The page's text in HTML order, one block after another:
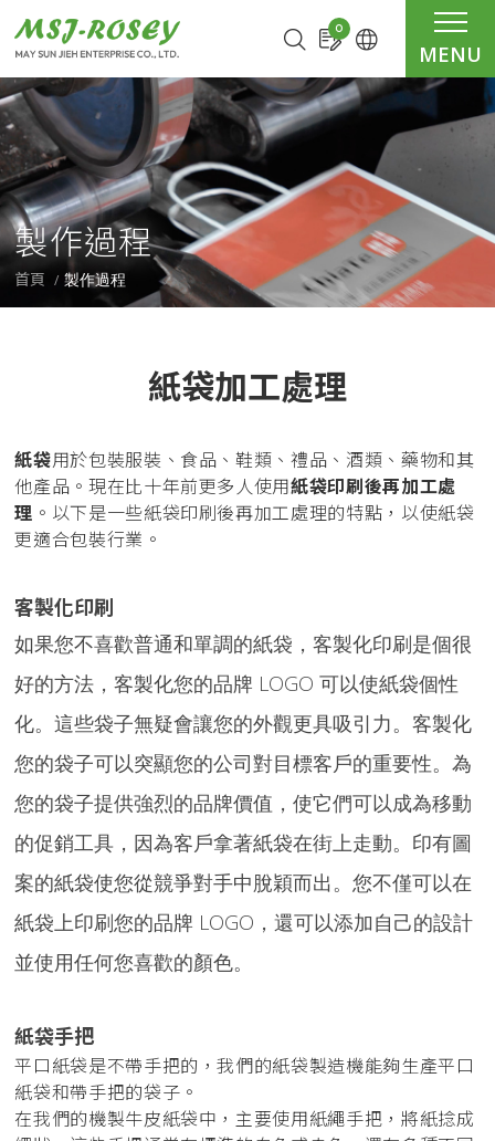
MENU
0
製作過程
首頁 製作過程
紙袋加工處理
紙袋用於包裝服裝、食品、鞋類、禮品、酒類、藥物和其
他產品。現在比十年前更多人使用紙袋印刷後再加工處
理 。以下是一些紙袋印刷後再加工處理的特點，以使紙袋
更適合包裝行業。
客製化印刷
如果您不喜歡普通和單調的紙袋，客製化印刷是個很
好的方法，客製化您的品牌 LOGO 可以使紙袋個性
化。這些袋子無疑會讓您的外觀更具吸引力。客製化
您的袋子可以突顯您的公司對目標客戶的重要性。為
您的袋子提供強烈的品牌價值，使它們可以成為移動
的促銷工具，因為客戶拿著紙袋在街上走動。印有圖
案的紙袋使您從競爭對手中脫穎而出。您不僅可以在
紙袋上印刷您的品牌 LOGO，還可以添加自己的設計
並使用任何您喜歡的顏色。
紙袋手把
平口紙袋是不帶手把的，我們的紙袋製造機能夠生產平口
紙袋和帶手把的袋子。
在我們的機製牛皮紙袋中，主要使用紙繩手把，將紙捻成
Cookie管理面板